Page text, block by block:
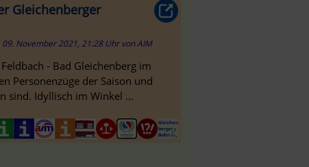
Gleichenberger
09. November 2021, 21:28 Uhr vonAIM
- Bad Gleichenberg im
Personenzüge der Saison und
sind. Idyllisch im Winkel ...